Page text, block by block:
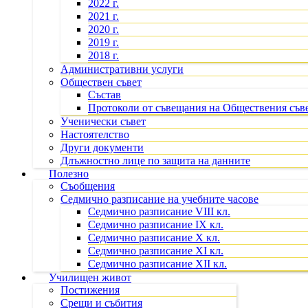
2022 г.
2021 г.
2020 г.
2019 г.
2018 г.
Административни услуги
Обществен съвет
Състав
Протоколи от съвещания на Обществения
Ученически съвет
Настоятелство
Други документи
Длъжностно лице по защита на данните
Полезно
Съобщения
Седмично разписание на учебните часове
Седмично разписание VIII кл.
Седмично разписание IX кл.
Седмично разписание X кл.
Седмично разписание XI кл.
Седмично разписание XII кл.
Училищен живот
Постижения
Срещи и събития